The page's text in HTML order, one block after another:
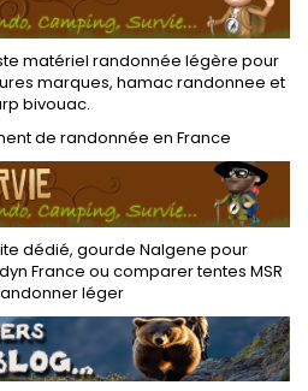
matériel randonnée légère pour
marques, hamac randonnee et
bivouac.
de randonnée en France
dédié, gourde Nalgene pour
France ou comparer tentes MSR
léger